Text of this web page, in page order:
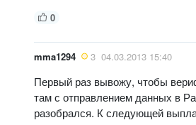
0
mma1294 3 04.03.2013 15:40
Первый раз вывожу, чтобы
там с отправлением данных в
разобрался. К следующей